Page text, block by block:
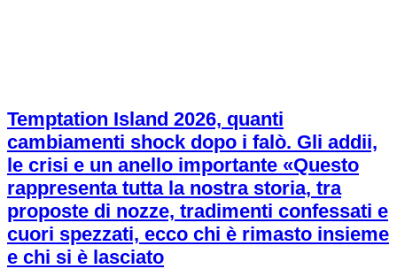
Temptation Island 2026, quanti
cambiamenti shock dopo i falò. Gli addii,
le crisi e un anello importante «Questo
rappresenta tutta la nostra storia, tra
proposte di nozze, tradimenti confessati e
cuori spezzati, ecco chi è rimasto insieme
e chi si è lasciato